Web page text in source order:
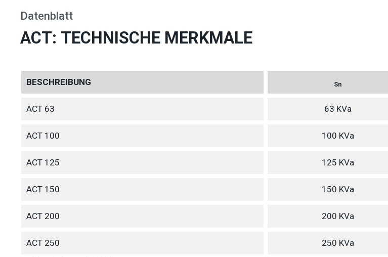
Datenblatt
ACT: TECHNISCHE MERKMALE
BESCHREIBUNG Sn
ACT 63 63 KVa
ACT 100 100 KVa
ACT 125 125 KVa
ACT 150 150 KVa
ACT 200 200 KVa
ACT 250 250 KVa